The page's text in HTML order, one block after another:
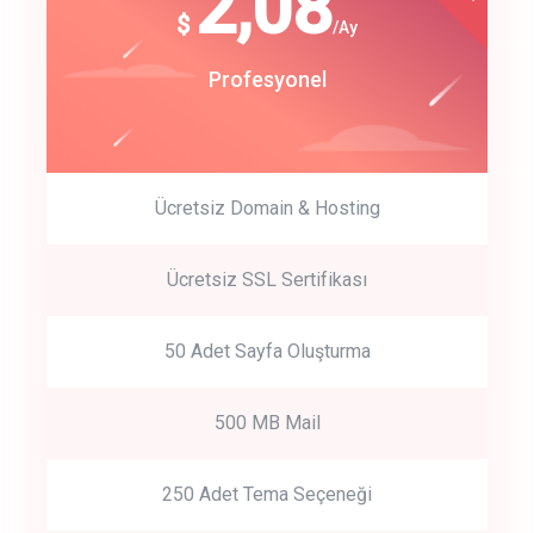
track energy costs
Get Started
Start by trying our service for 30 days free trial no credit card
$ /Ay
Profesyonel
Ücretsiz Domain & Hosting
Ücretsiz SSL Sertifikası
50 Adet Sayfa Oluşturma
500 MB Mail
250 Adet Tema Seçeneği
$
Start Up